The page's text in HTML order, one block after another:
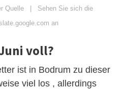
Quelle | Sehen Sie sich die
an
voll?
ist in Bodrum zu dieser
viel los , allerdings